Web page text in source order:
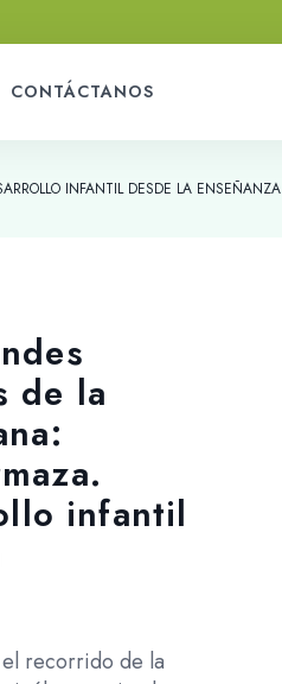
CONTÁCTANOS
INFANTIL DESDE LA ENSEÑANZA
de la
infantil
el recorrido de la